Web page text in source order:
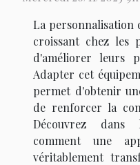
La personnalisation
croissant chez les
d'améliorer leurs
Adapter cet
permet d'obtenir
de renforcer la
Découvrez dans
comment une
véritablement